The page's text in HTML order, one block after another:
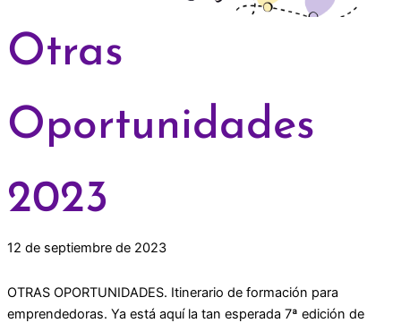
Otras
Oportunidades
2023
12 de septiembre de 2023
OTRAS OPORTUNIDADES. Itinerario de formación para
emprendedoras. Ya está aquí la tan esperada 7ª edición de